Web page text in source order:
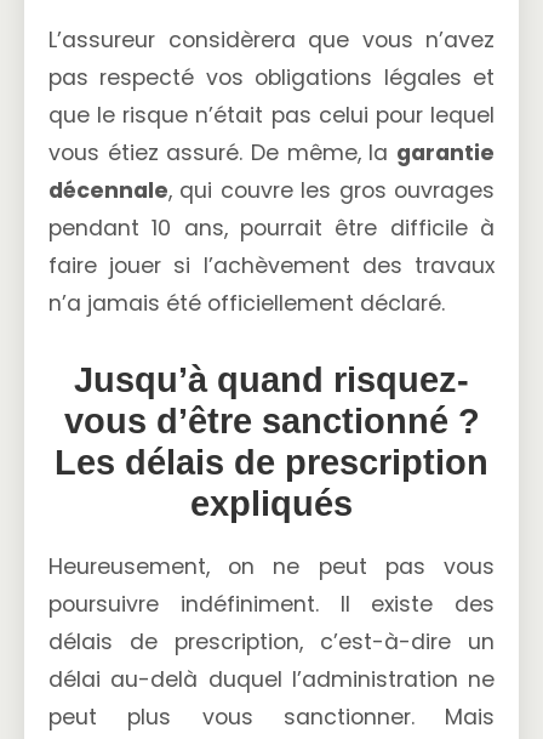
L’assureur considèrera que vous n’avez
pas respecté vos obligations légales et
que le risque n’était pas celui pour lequel
vous étiez assuré. De même, la garantie
décennale, qui couvre les gros ouvrages
pendant 10 ans, pourrait être difficile à
faire jouer si l’achèvement des travaux
n’a jamais été officiellement déclaré.
Jusqu’à quand risquez-
vous d’être sanctionné ?
Les délais de prescription
expliqués
Heureusement, on ne peut pas vous
poursuivre indéfiniment. Il existe des
délais de prescription, c’est-à-dire un
délai au-delà duquel l’administration ne
peut plus vous sanctionner. Mais